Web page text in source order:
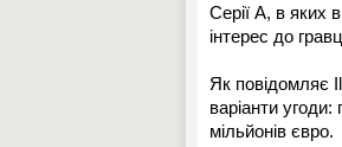
Серії А, в яких
інтерес до
Як повідомляє
варіанти
мільйонів євро.